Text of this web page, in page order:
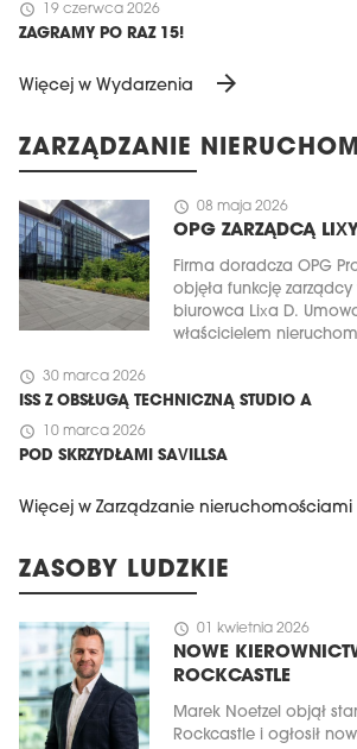
schedule 19 czerwca 2026
ZAGRAMY PO RAZ 15!
Więcej w Wydarzenia arrow_forward
ZARZĄDZANIE
schedule 08 maja 2026
OPG ZARZĄDCĄ
Firma doradcza OPG
objęła funkcję zarządcy
biurowca Lixa D.
właścicielem
schedule 30 marca 2026
ISS Z OBSŁUGĄ TECHNICZNĄ STUDIO A
schedule 10 marca 2026
POD SKRZYDŁAMI SAVILLSA
Więcej w Zarządzanie nieruchomościami
ZASOBY LUDZKIE
schedule 01 kwietnia 2026
NOWE
ROCKCASTLE
Marek Noetzel objął
Rockcastle i ogłosił